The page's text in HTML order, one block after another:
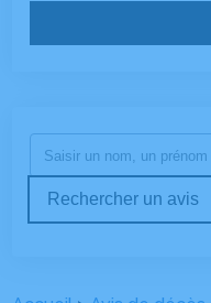
Rechercher un avis